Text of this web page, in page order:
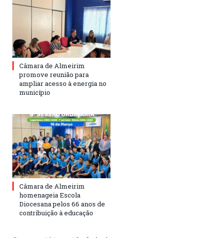
Câmara de Almeirim
promove reunião para
ampliar acesso à energia no
município
Câmara de Almeirim
homenageia Escola
Diocesana pelos 66 anos de
contribuição à educação